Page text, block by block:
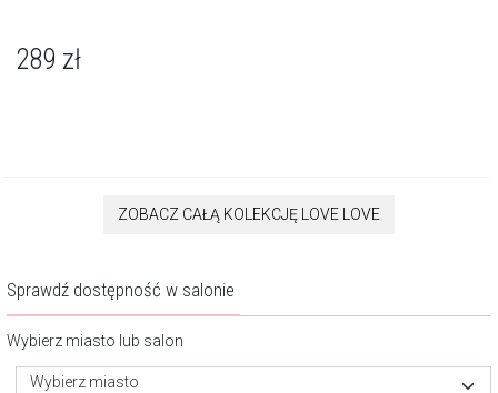
289 zł
ZOBACZ CAŁĄ KOLEKCJĘ LOVE LOVE
Sprawdź dostępność w salonie
Wybierz miasto lub salon
Wybierz miasto